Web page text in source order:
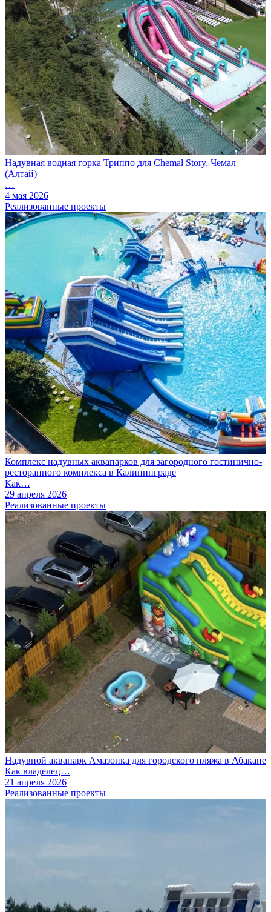
Надувная водная горка Триппо для Chemal Story, Чемал
(Алтай)
…
4 мая 2026
Реализованные проекты
Комплекс надувных аквапарков для загородного гостинично-
ресторанного комплекса в Калининграде
Как…
29 апреля 2026
Реализованные проекты
Надувной аквапарк Амазонка для городского пляжа в Абакане
Как владелец…
21 апреля 2026
Реализованные проекты